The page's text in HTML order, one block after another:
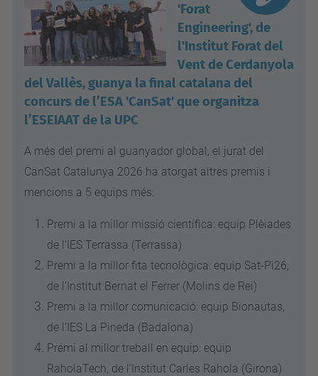
'Forat
Engineering', de
l'Institut Forat del
Vent de Cerdanyola
del Vallès, guanya la final catalana del
concurs de l’ESA 'CanSat' que organitza
l’ESEIAAT de la UPC
A més del premi al guanyador global, el jurat del
CanSat Catalunya 2026 ha atorgat altres premis i
mencions a 5 equips més:
Premi a la millor missió científica: equip Plèiades
de l’IES Terrassa (Terrassa)
Premi a la millor fita tecnològica: equip Sat-Pi26,
de l’Institut Bernat el Ferrer (Molins de Rei)
Premi a la millor comunicació: equip Bionautas,
de l’IES La Pineda (Badalona)
Premi al millor treball en equip: equip
RaholaTech, de l’Institut Carles Rahola (Girona)